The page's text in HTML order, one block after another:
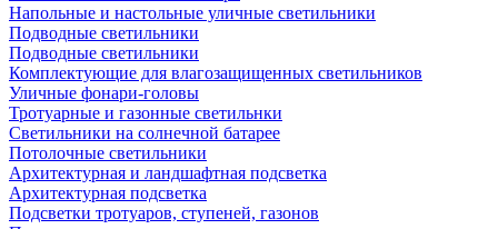
Напольные и настольные уличные светильники
Подводные светильники
Подводные светильники
Комплектующие для влагозащищенных светильников
Уличные фонари-головы
Тротуарные и газонные светильнки
Светильники на солнечной батарее
Потолочные светильники
Архитектурная и ландшафтная подсветка
Архитектурная подсветка
Подсветки тротуаров, ступеней, газонов